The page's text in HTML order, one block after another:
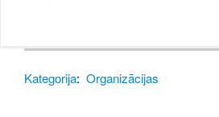
Kategorija: Organizācijas